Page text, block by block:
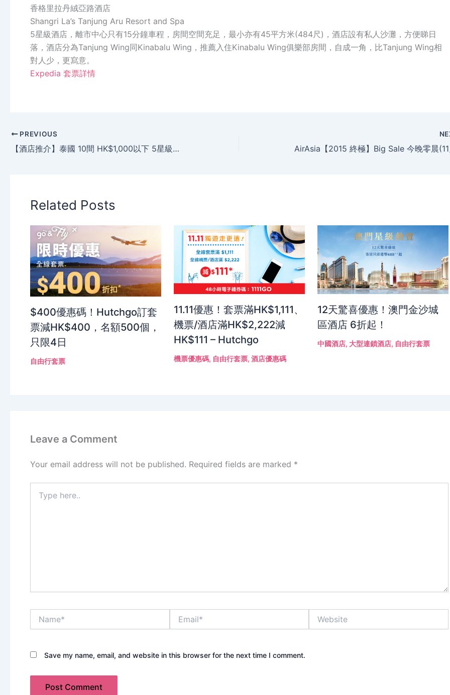
香格里拉丹絨亞路酒店
Shangri La’s Tanjung Aru Resort and Spa
5星級酒店，離市中心只有15分鐘車程，房間空間充足，最小亦有45平方米(484尺)，酒店設有私人沙灘，方便睇日
落，酒店分為Tanjung Wing同Kinabalu Wing，推薦入住Kinabalu Wing俱樂部房間，自成一角，比Tanjung Wing相
對人少，更寫意。
Expedia 套票詳情
PREVIOUS
【酒店推介】泰國 10間 HK$1,000以下 5星級酒店！
Related Posts
$400優惠碼！Hutchgo訂套
票減HK$400，名額500個，
只限4日
自由行套票
11.11優惠！套票滿HK$1,111、
機票/酒店滿HK$2,222減
HK$111 – Hutchgo
機票優惠碼, 自由行套票, 酒店優惠碼
12天驚喜優惠！澳門金沙城
區酒店 6折起！
中國酒店, 大型連鎖酒店, 自由行套票
Leave a Comment
Your email address will not be published. Required fields are marked *
here..
Save my name, email, and website in this browser for the next time I comment.